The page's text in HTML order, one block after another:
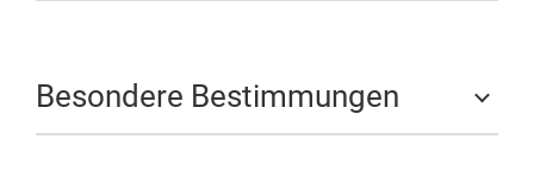
Besondere Bestimmungen